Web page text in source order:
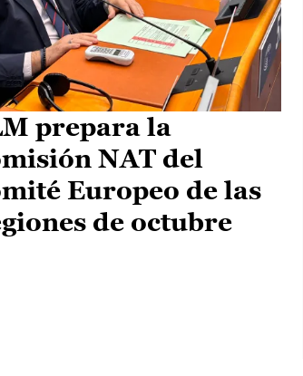
prepara la
NAT del
Europeo de las
de octubre